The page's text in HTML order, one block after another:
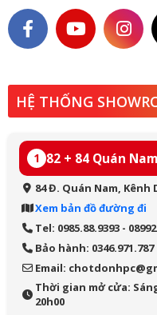
HỆ THỐNG
1 82 + 84 Quán Nam
84 Đ. Quán Nam,
Xem bản đồ đường đi
Tel: 0985.88.9393 -
Bảo hành: 0346.971.787
Email:
Thời gian mở cửa:
20h00